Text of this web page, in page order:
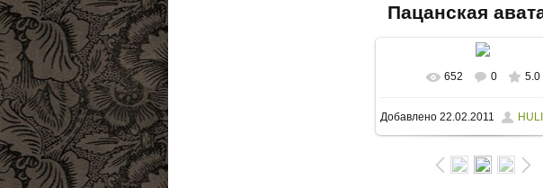
Пацанская
В реальном размере
43.7Kb
652 0 5.0
Добавлено 22.02.2011